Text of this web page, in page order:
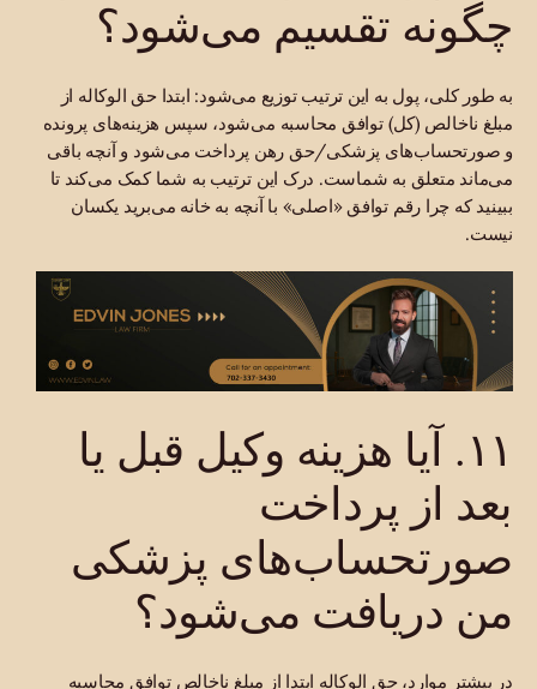
چگونه تقسیم می‌شود؟
به طور کلی، پول به این ترتیب توزیع می‌شود: ابتدا حق الوکاله از
مبلغ ناخالص (کل) توافق محاسبه می‌شود، سپس هزینه‌های پرونده
و صورتحساب‌های پزشکی/حق رهن پرداخت می‌شود و آنچه باقی
می‌ماند متعلق به شماست. درک این ترتیب به شما کمک می‌کند تا
ببینیدکه چرا رقم توافق «اصلی» با آنچه به خانه می‌برید یکسان
نیست.
۱۱. آیا هزینه وکیل قبل یا
بعد از پرداخت
صورتحساب‌های پزشکی
من دریافت می‌شود؟
در بیشتر موارد، حق الوکاله ابتدا از مبلغ ناخالص توافق محاسبه